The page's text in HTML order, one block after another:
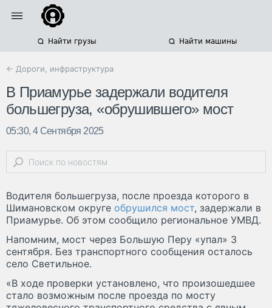
Найти грузы Найти машины
← Дороги, инфраструктура
В Приамурье задержали водителя
большегруза, «обрушившего» мост
05:30, 4 Сентября 2025
Водителя большегруза, после проезда которого в
Шимановском округе обрушился мост, задержали в
Приамурье. Об этом сообщило региональное УМВД.
Напомним, мост через Большую Перу «упал» 3
сентября. Без транспортного сообщения осталось
село Светильное.
«В ходе проверки установлено, что произошедшее
стало возможным после проезда по мосту